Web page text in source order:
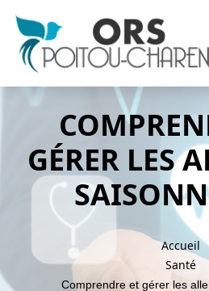
GÉRER LES
Accueil
Santé
Comprendre et gérer les